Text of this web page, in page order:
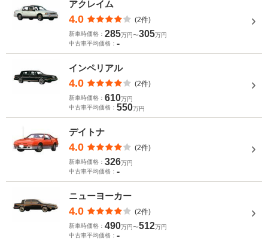
アクレイム
4.0 (2件)
新車時価格： 285万円〜305万円
中古車平均価格： -
インペリアル
4.0 (2件)
新車時価格： 610万円
中古車平均価格： 550万円
デイトナ
4.0 (2件)
新車時価格： 326万円
中古車平均価格： -
ニューヨーカー
4.0 (2件)
新車時価格： 490万円〜512万円
中古車平均価格： -